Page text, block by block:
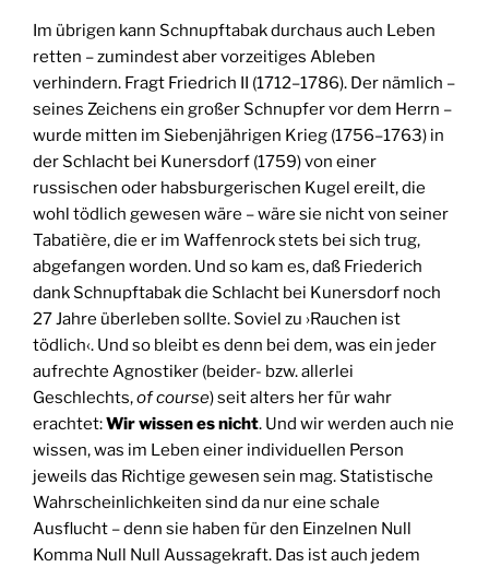
Im übrigen kann Schnupftabak durchaus auch Leben
retten – zumindest aber vorzeitiges Ableben
verhindern. Fragt Friedrich II (1712–1786). Der nämlich –
seines Zeichens ein großer Schnupfer vor dem Herrn –
wurde mitten im Siebenjährigen Krieg (1756–1763) in
der Schlacht bei Kunersdorf (1759) von einer
russischen oder habsburgerischen Kugel ereilt, die
wohl tödlich gewesen wäre – wäre sie nicht von seiner
Tabatière, die er im Waffenrock stets bei sich trug,
abgefangen worden. Und so kam es, daß Friederich
dank Schnupftabak die Schlacht bei Kunersdorf noch
27 Jahre überleben sollte. Soviel zu ›Rauchen ist
tödlich‹. Und so bleibt es denn bei dem, was ein jeder
aufrechte Agnostiker (beider- bzw. allerlei
Geschlechts,of course) seit alters her für wahr
erachtet:Wir wissen es nicht. Und wir werden auch nie
wissen, was im Leben einer individuellen Person
jeweils das Richtige gewesen sein mag. Statistische
Wahrscheinlichkeiten sind da nur eine schale
Ausflucht – denn sie haben für den Einzelnen Null
Komma Null Null Aussagekraft. Das ist auch jedem